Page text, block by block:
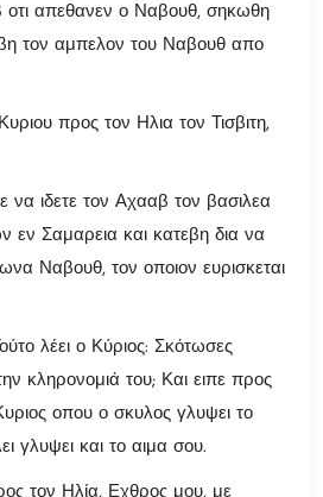
οτι απεθανεν ο Ναβουθ, σηκωθη
τον αμπελον του Ναβουθ απο
προς τον Ηλια τον Τισβιτη,
να ιδετε τον Αχααβ τον βασιλεα
εν Σαμαρεια και κατεβη δια να
Ναβουθ, τον οποιον ευρισκεται
λέει ο Κύριος: Σκότωσες
κληρονομιά του; Και ειπε προς
οπου ο σκυλος γλυψει το
γλυψει και το αιμα σου.
τον Ηλία, Εχθρος μου, με